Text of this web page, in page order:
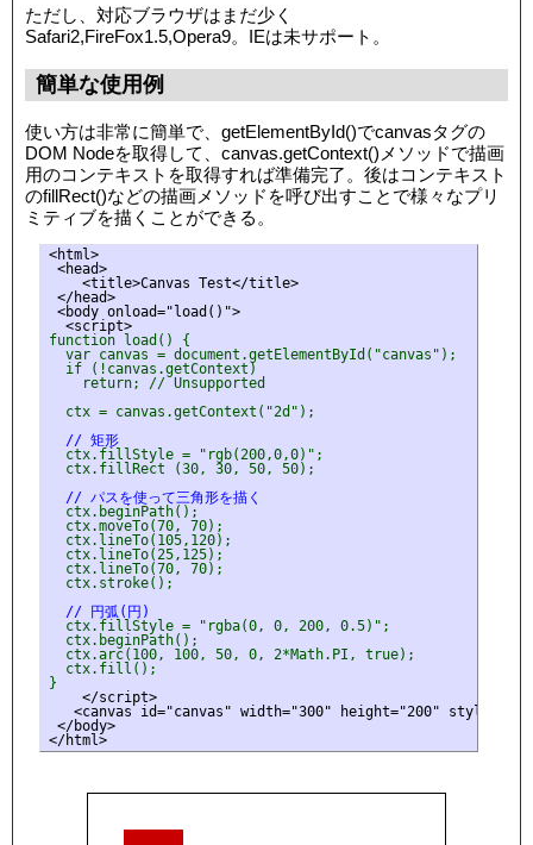
ただし、対応ブラウザはまだ少く
Safari2,FireFox1.5,Opera9。IEは未サポート。
簡単な使用例
使い方は非常に簡単で、getElementById()でcanvasタグの
DOM Nodeを取得して、canvas.getContext()メソッドで描画
用のコンテキストを取得すれば準備完了。後はコンテキスト
のfillRect()などの描画メソッドを呼び出すことで様々なプリ
ミティブを描くことができる。
<html>
<head>
    <title>Canvas Test</title>
</head>
<body onload="load()">
  <script>
function load() {
  var canvas = document.getElementById("canvas");
  if (!canvas.getContext)
    return; // Unsupported
  ctx = canvas.getContext("2d");
// 矩形
  ctx.fillStyle = "rgb(200,0,0)";
  ctx.fillRect (30, 30, 50, 50);
// パスを使って三角形を描く
  ctx.beginPath();
  ctx.moveTo(70, 70);
  ctx.lineTo(105,120);
  ctx.lineTo(25,125);
  ctx.lineTo(70, 70);
  ctx.stroke();
// 円弧(円)
  ctx.fillStyle = "rgba(0, 0, 200, 0.5)";
  ctx.beginPath();
  ctx.arc(100, 100, 50, 0, 2*Math.PI, true);
  ctx.fill();
}
    </script>
<canvas id="canvas" width="300" height="200"
</body>
</html>